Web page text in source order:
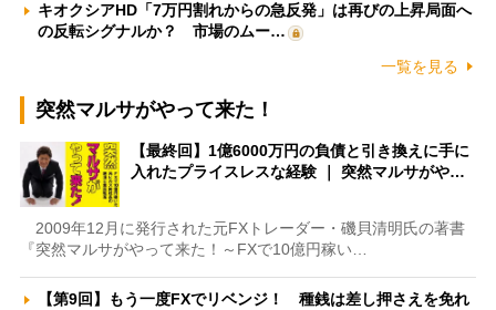
キオクシアHD「7万円割れからの急反発」は再びの上昇局面へ
の反転シグナルか？ 市場のムー…
一覧を見る
突然マルサがやって来た！
【最終回】1億6000万円の負債と引き換えに手に
入れたプライスレスな経験 ｜ 突然マルサがや…
2009年12月に発行された元FXトレーダー・磯貝清明氏の著書
『突然マルサがやって来た！～FXで10億円稼い…
【第9回】もう一度FXでリベンジ！ 種銭は差し押さえを免れ